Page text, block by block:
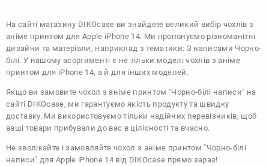
На сайті магазину DIKOcase ви знайдете великий вибір чохлів з
аніме принтом для Apple iPhone 14. Ми пропонуємо різноманітні
дизайни та матеріали, наприклад з тематики: З написами Чорно-
білі. У нашому асортименті є не тільки моделі чохлів з аніме
принтом для iPhone 14, а й для інших моделей.
Якщо ви замовите чохол з аніме принтом "Чорно-білі написи" на
сайті DIKOcase, ми гарантуємо якість продукту та швидку
доставку. Ми використовуємо тільки надійних перевізників, щоб
ваші товари прибували до вас в цілісності та вчасно.
Не зволікайте і замовляйте чохол з аніме принтом "Чорно-білі
написи" для Apple iPhone 14 від DIKOcase прямо зараз!